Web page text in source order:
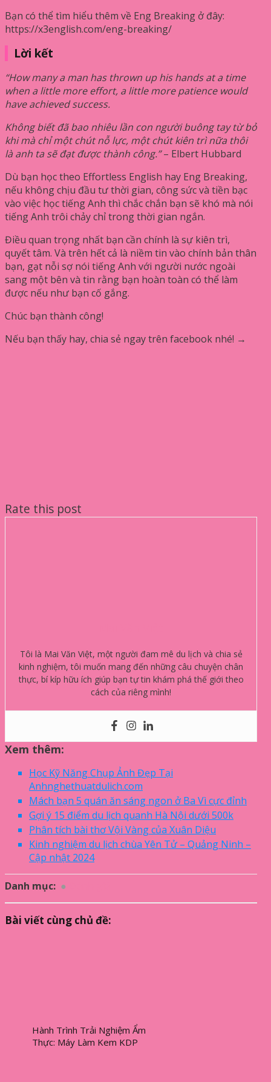
Bạn có thể tìm hiểu thêm về Eng Breaking ở đây:
https://x3english.com/eng-breaking/
Lời kết
“How many a man has thrown up his hands at a time
when a little more effort, a little more patience would
have achieved success.
Không biết đã bao nhiêu lần con người buông tay từ bỏ
khi mà chỉ một chút nỗ lực, một chút kiên trì nữa thôi
là anh ta sẽ đạt được thành công.”– Elbert Hubbard
Dù bạn học theo Effortless English hay Eng Breaking,
nếu không chịu đầu tư thời gian, công sức và tiền bạc
vào việc học tiếng Anh thì chắc chắn bạn sẽ khó mà nói
tiếng Anh trôi chảy chỉ trong thời gian ngắn.
Điều quan trọng nhất bạn cần chính là sự kiên trì,
quyết tâm. Và trên hết cả là niềm tin vào chính bản thân
bạn, gạt nỗi sợ nói tiếng Anh với người nước ngoài
sang một bên và tin rằng bạn hoàn toàn có thể làm
được nếu như bạn cố gắng.
Chúc bạn thành công!
Nếu bạn thấy hay, chia sẻ ngay trên facebook nhé! →
Rate this post
Tôi là Mai Văn Việt, một người đam mê du lịch và chia sẻ
kinh nghiệm, tôi muốn mang đến những câu chuyện chân
thực, bí kíp hữu ích giúp bạn tự tin khám phá thế giới theo
cách của riêng mình!
Xem thêm:
Học Kỹ Năng Chụp Ảnh Đẹp Tại
Anhnghethuatdulich.com
Mách bạn 5 quán ăn sáng ngon ở Ba Vì cực đỉnh
Gợi ý 15 điểm du lịch quanh Hà Nội dưới 500k
Phân tích bài thơ Vội Vàng của Xuân Diệu
Kinh nghiệm du lịch chùa Yên Tử – Quảng Ninh –
Cập nhật 2024
Danh mục:
Bài viết cùng chủ đề:
Hành Trình Trải Nghiệm Ẩm
Thực: Máy Làm Kem KDP